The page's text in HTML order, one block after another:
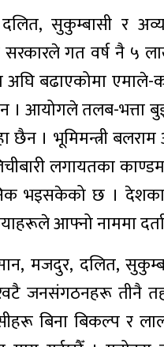
सुकुम्बासी र
सरकारले गत वर्ष नै ५
अघि बढाएकोमा
। आयोगले तलब-
। भूमिमन्त्री बलराम
लगायतका
भइसकेको छ । देशका
आफ्नो नाममा
मजदुर, दलित,
जनसंगठनहरू तीनै
बिना बिकल्प र